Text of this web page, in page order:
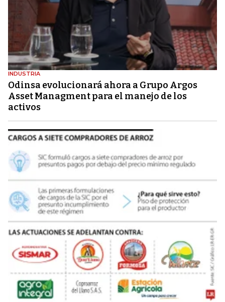
INDUSTRIA
Odinsa evolucionará ahora a Grupo Argos
Asset Managment para el manejo de los
activos